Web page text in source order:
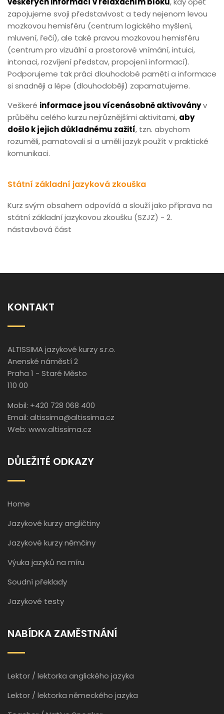
zapojujeme svoji představivost a tedy nejenom levou
mozkovou hemisféru (centrum logického myšlení,
mluvení, řeči), ale také pravou mozkovou hemisféru
(centrum pro vizuální a prostorové vnímání, intuici,
intonaci, rozvíjení představ, propojení informací).
Podporujeme tak práci dlouhodobé paměti a informace
si snadněji a lépe (dlouhodoběji) zapamatujeme.
Veškeré informace jsou vícenásobně aktivoványv
průběhu celého kurzu nejrůznějšími aktivitami, aby
došlo k jejich důkladnému zažití, tzn. abychom
rozuměli, pamatovali si a uměli jazyk použít v praktické
komunikaci.
Státní základní jazyková zkouška
Kurz svým obsahem odpovídá a slouží jako příprava na
státní základní jazykovou zkoušku (SZJZ) - 2.
nástavbová část
KONTAKT
ALTISSIMA jazykové kurzy s.r.o.
Anenské náměstí 2
Praha 1 - Staré Město
110 00
Mobil: +420 728 068 400
Email: altissima@altissima.cz
Web: www.altissima.cz
DŮLEŽITÉ ODKAZY
Home
Jazykové kurzy angličtiny
Jazykové kurzy němčiny
Výuka jazyků na míru
Soudní překlady
Jazykové testy
NABÍDKA ZAMĚSTNÁNÍ
Lektor / lektorka anglického jazyka
Lektor / lektorka německého jazyka